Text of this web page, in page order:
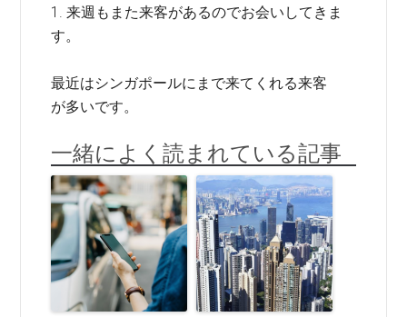
1. 来週もまた来客があるのでお会いしてきま
す。
最近はシンガポールにまで来てくれる来客
が多いです。
一緒によく読まれている記事